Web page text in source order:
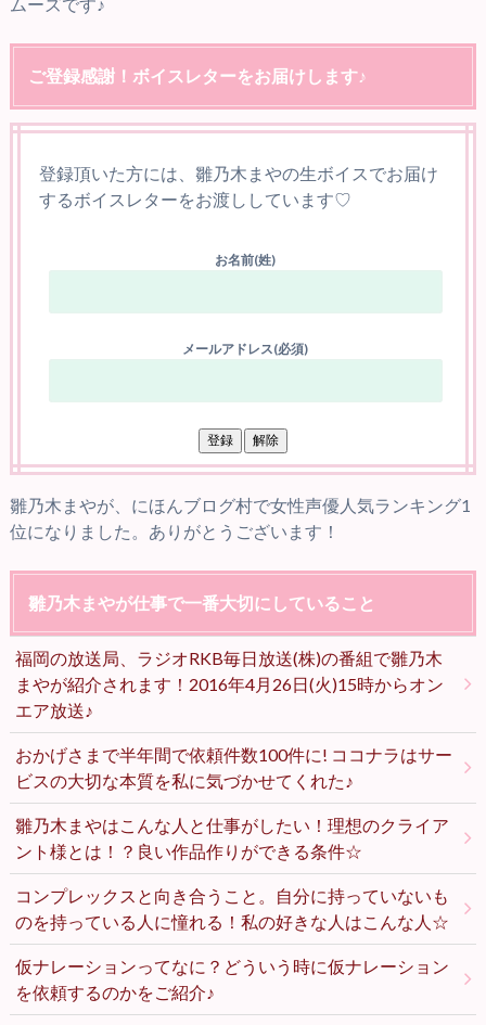
ご登録感謝！ボイスレターをお届けします♪
登録頂いた方には、雛乃木まやの生ボイスでお届け
するボイスレターをお渡ししています♡
お名前(姓)
メールアドレス(必須)
雛乃木まやが、にほんブログ村で女性声優人気ランキング1
位になりました。ありがとうございます！
雛乃木まやが仕事で一番大切にしていること
福岡の放送局、ラジオRKB毎日放送(株)の番組で雛乃木
まやが紹介されます！2016年4月26日(火)15時からオン
エア放送♪
おかげさまで半年間で依頼件数100件に! ココナラはサー
ビスの大切な本質を私に気づかせてくれた♪
雛乃木まやはこんな人と仕事がしたい！理想のクライア
ント様とは！？良い作品作りができる条件☆
コンプレックスと向き合うこと。自分に持っていないも
のを持っている人に憧れる！私の好きな人はこんな人☆
仮ナレーションってなに？どういう時に仮ナレーション
を依頼するのかをご紹介♪